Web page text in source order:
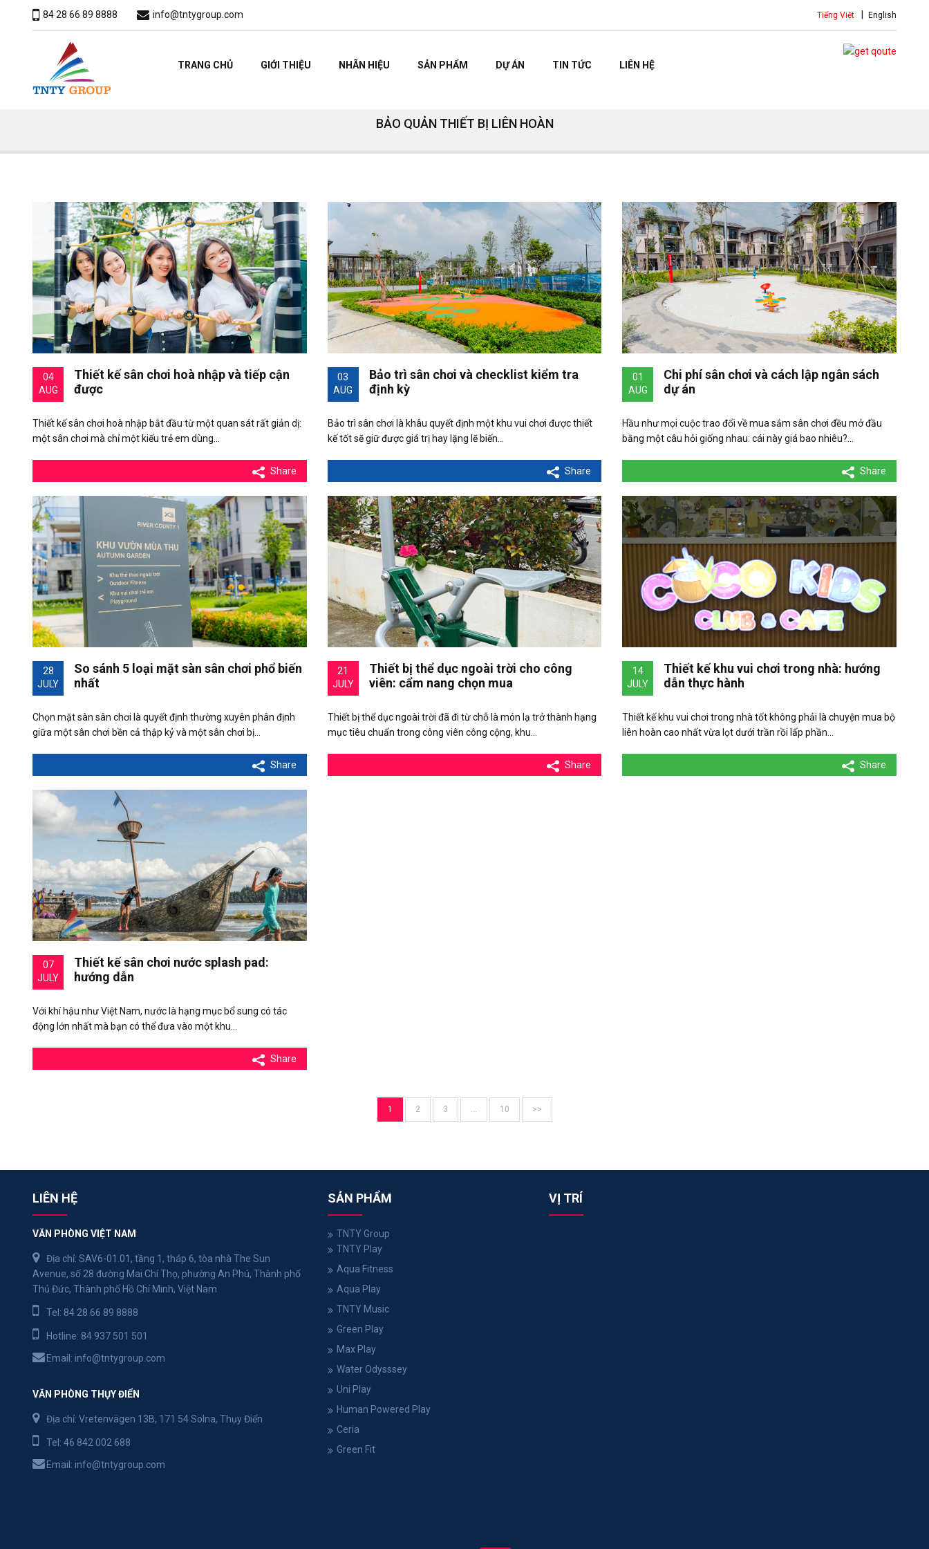
84 28 66 89 8888 info@tntygroup.com Tiếng Việt English
TRANG CHỦ GIỚI THIỆU NHÃN HIỆU SẢN PHẨM DỰ ÁN TIN TỨC LIÊN HỆ
BẢO QUẢN THIẾT BỊ LIÊN HOÀN
04
AUG
Thiết kế sân chơi hoà nhập và tiếp cận
được
Thiết kế sân chơi hoà nhập bắt đầu từ một quan sát rất giản dị:
một sân chơi mà chỉ một kiểu trẻ em dùng…
Share
03
AUG
Bảo trì sân chơi và checklist kiểm tra
định kỳ
Bảo trì sân chơi là khâu quyết định một khu vui chơi được thiết
kế tốt sẽ giữ được giá trị hay lặng lẽ biến…
Share
01
AUG
Chi phí sân chơi và cách lập ngân sách
dự án
Hầu như mọi cuộc trao đổi về mua sắm sân chơi đều mở đầu
bằng một câu hỏi giống nhau: cái này giá bao nhiêu?…
Share
28
JULY
So sánh 5 loại mặt sàn sân chơi phổ biến
nhất
Chọn mặt sàn sân chơi là quyết định thường xuyên phân định
giữa một sân chơi bền cả thập kỷ và một sân chơi bị…
Share
21
JULY
Thiết bị thể dục ngoài trời cho công
viên: cẩm nang chọn mua
Thiết bị thể dục ngoài trời đã đi từ chỗ là món lạ trở thành hạng
mục tiêu chuẩn trong công viên công cộng, khu…
Share
14
JULY
Thiết kế khu vui chơi trong nhà: hướng
dẫn thực hành
Thiết kế khu vui chơi trong nhà tốt không phải là chuyện mua bộ
liên hoàn cao nhất vừa lọt dưới trần rồi lấp phần…
Share
07
JULY
Thiết kế sân chơi nước splash pad:
hướng dẫn
Với khí hậu như Việt Nam, nước là hạng mục bổ sung có tác
động lớn nhất mà bạn có thể đưa vào một khu…
Share
1 2 3 … 10 >>
LIÊN HỆ
VĂN PHÒNG VIỆT NAM
Địa chỉ: SAV6-01.01, tầng 1, tháp 6, tòa nhà The Sun
Avenue, số 28 đường Mai Chí Thọ, phường An Phú, Thành phố
Thủ Đức, Thành phố Hồ Chí Minh, Việt Nam
Tel: 84 28 66 89 8888
Hotline: 84 937 501 501
Email: info@tntygroup.com
VĂN PHÒNG THỤY ĐIỂN
Địa chỉ: Vretenvägen 13B, 171 54 Solna, Thụy Điển
Tel: 46 842 002 688
Email: info@tntygroup.com
SẢN PHẨM
TNTY Group
TNTY Play
Aqua Fitness
Aqua Play
TNTY Music
Green Play
Max Play
Water Odysssey
Uni Play
Human Powered Play
Ceria
Green Fit
VỊ TRÍ